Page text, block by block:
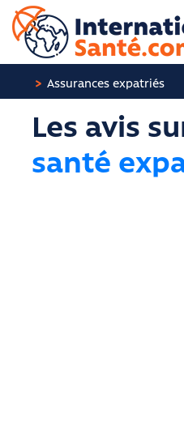
Assurances expatriés
Les avis
santé
Panneau de gestion des